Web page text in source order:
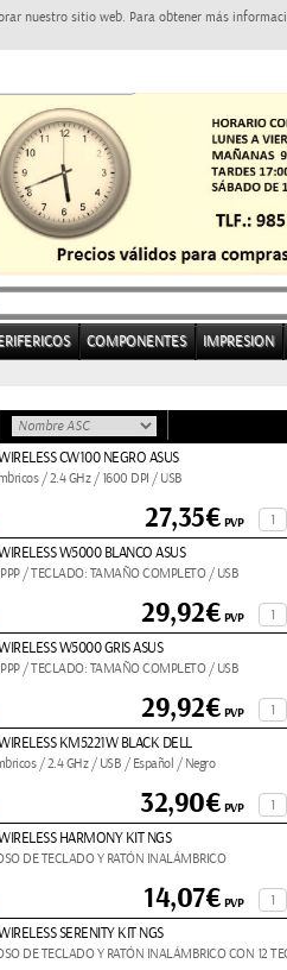
nuestro sitio web. Para obtener más
COMPONENTES IMPRESION
CW100 NEGRO ASUS
/ 2.4 GHz / 1600 DPI / USB
27,35€PVP
W5000 BLANCO ASUS
/ TECLADO: TAMAÑO COMPLETO / USB
29,92€PVP
W5000 GRIS ASUS
/ TECLADO: TAMAÑO COMPLETO / USB
29,92€PVP
KM5221W BLACK DELL
/ 2.4 GHz / USB / Español / Negro
32,90€PVP
HARMONY KIT NGS
DE TECLADO Y RATÓN INALÁMBRICO
14,07€PVP
SERENITY KIT NGS
DE TECLADO Y RATÓN INALÁMBRICO CON 12